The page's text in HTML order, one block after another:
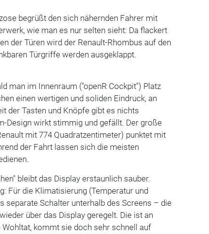
begrüßt den sich nähernden Fahrer mit
wie man es nur selten sieht: Da flackert
der Türen wird der Renault-Rhombus auf den
Türgriffe werden ausgeklappt.
man im Innenraum ("openR Cockpit") Platz
einen wertigen und soliden Eindruck, an
der Tasten und Knöpfe gibt es nichts
Design wirkt stimmig und gefällt. Der große
mit 774 Quadratzentimeter) punktet mit
der Fahrt lassen sich die meisten
bleibt das Display erstaunlich sauber.
Für die Klimatisierung (Temperatur und
separate Schalter unterhalb des Screens – die
über das Display geregelt. Die ist an
Wohltat, kommt sie doch sehr schnell auf